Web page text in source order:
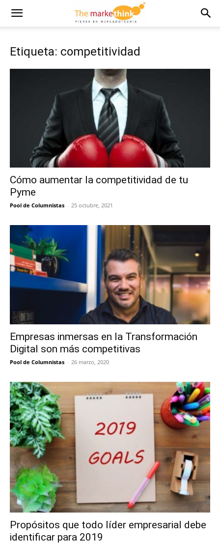
Etiqueta: competitividad
Cómo aumentar la competitividad de tu
Pyme
Pool de Columnistas - 25 octubre, 2021
Empresas inmersas en la Transformación
Digital son más competitivas
Pool de Columnistas - 26 marzo, 2020
Propósitos que todo líder empresarial debe
identificar para 2019